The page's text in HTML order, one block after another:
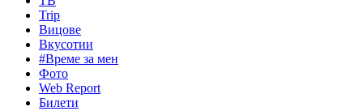
Trip
Вицове
Вкусотии
#Време за мен
Фото
Web Report
Билети